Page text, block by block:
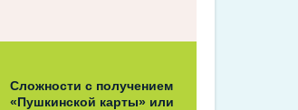
Сложности с получением
«Пушкинской карты» или